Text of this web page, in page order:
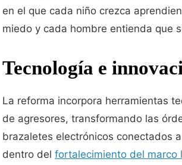
en el que cada niño crezca
miedo y cada hombre entienda que
Tecnología e
La reforma incorpora herramientas
de agresores, transformando las
brazaletes electrónicos conectados
dentro del fortalecimiento del marco